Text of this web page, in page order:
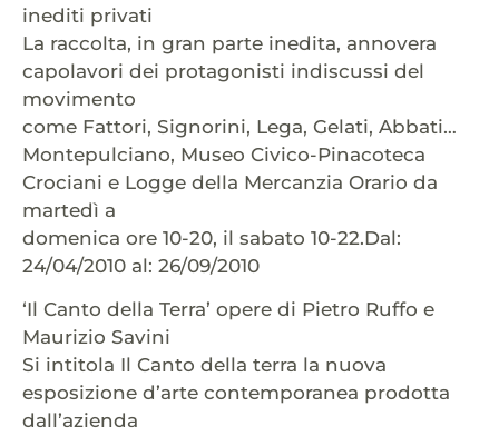
inediti privati
La raccolta, in gran parte inedita, annovera
capolavori dei protagonisti indiscussi del
movimento
come Fattori, Signorini, Lega, Gelati, Abbati…
Montepulciano, Museo Civico-Pinacoteca
Crociani e Logge della Mercanzia Orario da
martedì a
domenica ore 10-20, il sabato 10-22.Dal:
24/04/2010 al: 26/09/2010
‘Il Canto della Terra’ opere di Pietro Ruffo e
Maurizio Savini
Si intitola Il Canto della terra la nuova
esposizione d’arte contemporanea prodotta
dall’azienda